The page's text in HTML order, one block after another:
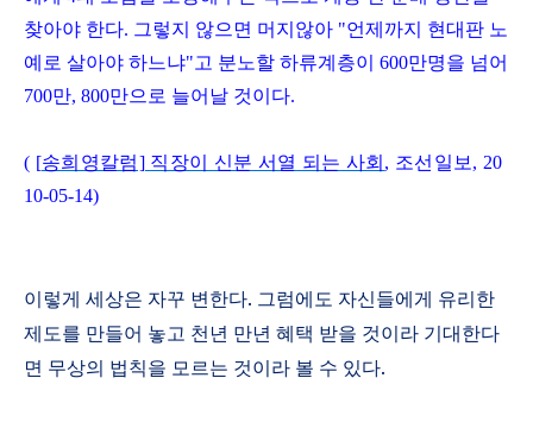
찾아야 한다. 그렇지 않으면 머지않아 "언제까지 현대판 노
예로 살아야 하느냐"고 분노할 하류계층이 600만명을 넘어
700만, 800만으로 늘어날 것이다.
( [송희영칼럼] 직장이 신분 서열 되는 사회 , 조선일보 , 20
10-05-14)
이렇게 세상은 자꾸 변한다. 그럼에도 자신들에게 유리한
제도를 만들어 놓고 천년 만년 혜택 받을 것이라 기대한다
면 무상의 법칙을 모르는 것이라 볼 수 있다.